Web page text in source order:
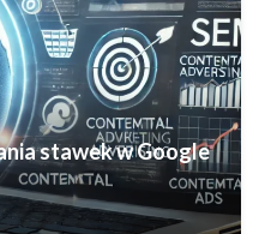
stawek w Google